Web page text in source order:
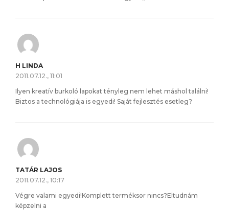
H LINDA
2011.07.12., 11:01
Ilyen kreatív burkoló lapokat tényleg nem lehet máshol találni!
Biztos a technológiája is egyedi! Saját fejlesztés esetleg?
TATÁR LAJOS
2011.07.12., 10:17
Végre valami egyedi!Komplett terméksor nincs?Eltudnám
képzelni a